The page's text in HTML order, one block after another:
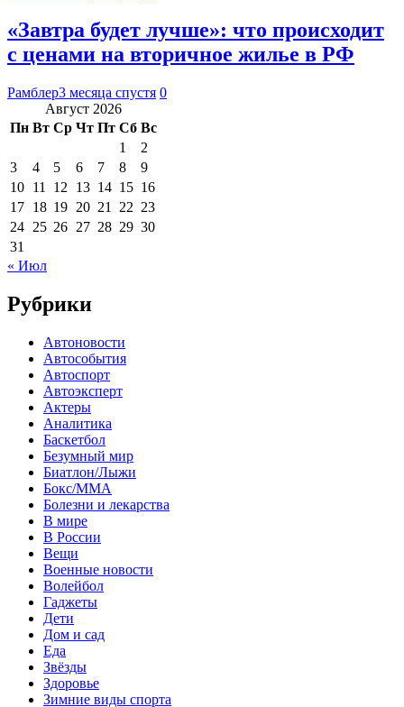
«Завтра будет лучше»: что происходит
с ценами на вторичное жилье в РФ
Рамблер3 месяца спустя 0
Август 2026
Пн Вт Ср Чт Пт Сб Вс
1
2
3
4 5 6 7 8
9
10 11 12 13 14 15 16
17 18 19 20 21 22 23
24 25 26 27 28 29 30
31
« Июл
Рубрики
Автоновости
Автособытия
Автоспорт
Автоэксперт
Актеры
Аналитика
Баскетбол
Безумный мир
Биатлон/Лыжи
Бокс/MMA
Болезни и лекарства
В мире
В России
Вещи
Военные новости
Волейбол
Гаджеты
Дети
Дом и сад
Еда
Звёзды
Здоровье
Зимние виды спорта